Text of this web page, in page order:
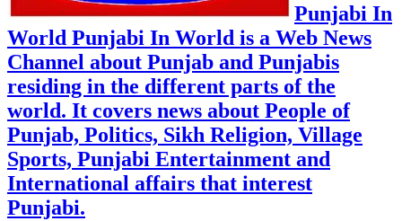
Punjabi In
World Punjabi In World is a Web News
Channel about Punjab and Punjabis
residing in the different parts of the
world. It covers news about People of
Punjab, Politics, Sikh Religion, Village
Sports, Punjabi Entertainment and
International affairs that interest
Punjabi.